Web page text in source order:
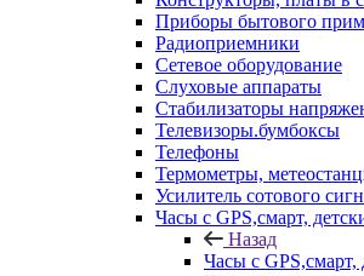
Приборы бытового
Радиоприемники
Сетевое оборудование
Слуховые аппараты
Стабилизаторы
Телевизоры.бумбоксы
Телефоны
Термометры,
Усилитель сотового
Часы с GPS,смарт,
Назад
Часы с GPS,смарт,